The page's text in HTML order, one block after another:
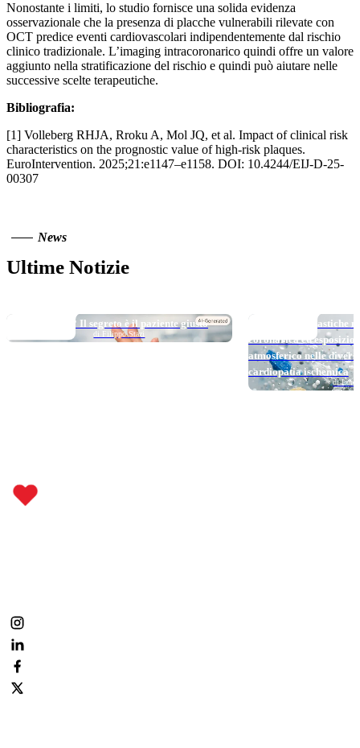
Nonostante i limiti, lo studio fornisce una solida evidenza
osservazionale che la presenza di placche vulnerabili rilevate con
OCT predice eventi cardiovascolari indipendentemente dal rischio
clinico tradizionale. L’imaging intracoronarico quindi offre un valore
aggiunto nella stratificazione del rischio e quindi può aiutare nelle
successive scelte terapeutiche.
Bibliografia:
[1] Volleberg RHJA, Rroku A, Mol JQ, et al. Impact of clinical risk
characteristics on the prognostic value of high-risk plaques.
EuroIntervention. 2025;21:e1147–e1158. DOI: 10.4244/EIJ-D-25-
00307
News
Ultime Notizie
Long DAPT…? Il segreto è il paziente giusto
di Filippo Stazi
Micro e nanoplastiche
coronarica ed
atmosferico nelle
cardiopatia ischemica
di